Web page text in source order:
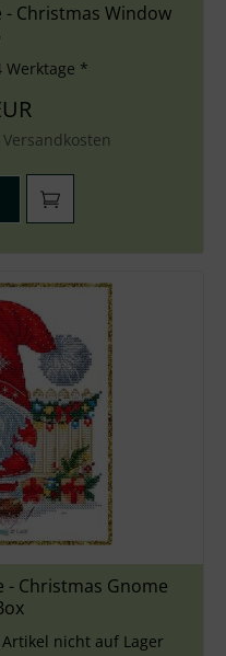
- Christmas Window
*
Versandkosten
- Christmas Gnome
nicht auf Lager